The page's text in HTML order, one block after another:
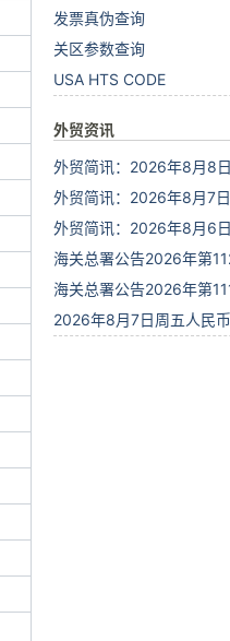
发票真伪查询
关区参数查询
USA HTS CODE
外贸资讯